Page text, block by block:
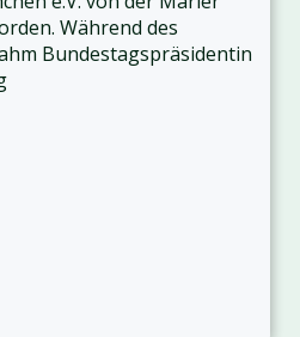
Während des
Bundestagspräsidentin